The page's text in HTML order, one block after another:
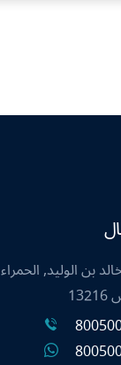
بن الوليد, الحمراء